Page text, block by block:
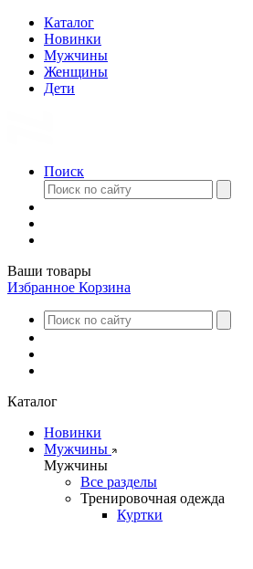
Каталог
Новинки
Мужчины
Женщины
Дети
Поиск
Ваши товары
Избранное Корзина
Каталог
Новинки
Мужчины
Мужчины
Все разделы
Тренировочная одежда
Куртки